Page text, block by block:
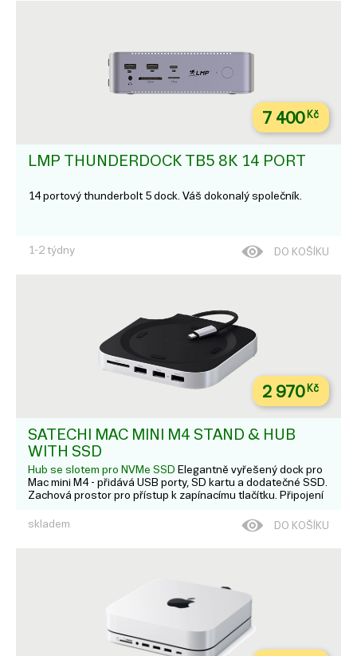
7 400Kč
LMP THUNDERDOCK TB5 8K 14 PORT
14 portový thunderbolt 5 dock. Váš dokonalý společník.
1-2 týdny DO KOŠÍKU
2 970Kč
SATECHI MAC MINI M4 STAND & HUB
WITH SSD
Hub se slotem pro NVMe SSD Elegantně vyřešený dock pro
Mac mini M4 - přidává USB porty, SD kartu a dodatečné SSD.
Zachová prostor pro přístup k zapínacímu tlačítku. Připojení
– Up to 10Gbps; 1 x USB-A 2.0 – Up to 480Mbp...
skladem DO KOŠÍKU